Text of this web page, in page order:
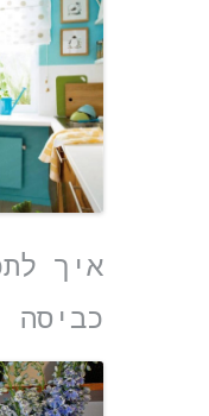
איך
כביסה